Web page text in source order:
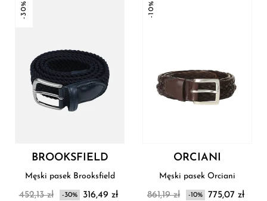
-30%
BROOKSFIELD
Męski pasek Brooksfield
452,13 zł -30% 316,49 zł
-10%
ORCIANI
Męski pasek Orciani
861,19 zł -10% 775,07 zł